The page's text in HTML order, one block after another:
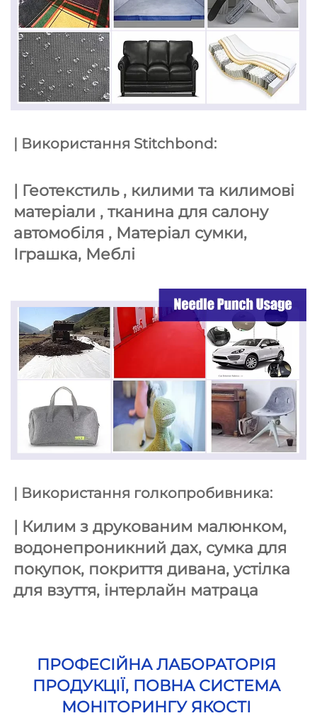
| Використання Stitchbond:
Геотекстиль , килими та килимові
матеріали , тканина для салону
автомобіля ,
Іграшка, Меблі
| Використання голкопробивника:
Килим з друкованим малюнком,
водонепроникний дах, сумка для
покупок, покриття дивана, устілка
для взуття, інтерлайн матраца
ПРОФЕСІЙНА ЛАБОРАТОРІЯ
ПРОДУКЦІЇ, ПОВНА СИСТЕМА
МОНІТОРИНГУ ЯКОСТІ